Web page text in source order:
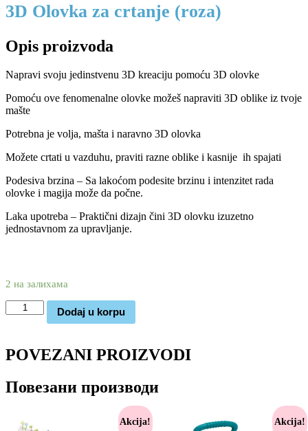
3D Olovka za crtanje (roza)
Opis proizvoda
Napravi svoju jedinstvenu 3D kreaciju pomoću 3D olovke
Pomoću ove fenomenalne olovke možeš napraviti 3D oblike iz tvoje
mašte
Potrebna je volja, mašta i naravno 3D olovka
Možete crtati u vazduhu, praviti razne oblike i kasnije ih spajati
Podesiva brzina – Sa lakoćom podesite brzinu i intenzitet rada
olovke i magija može da počne.
Laka upotreba – Praktični dizajn čini 3D olovku izuzetno
jednostavnom za upravljanje.
2 на залихама
Olovka
(roza)
Dodaj u korpu
POVEZANI PROIZVODI
Повезани производи
Akcija! Akcija!